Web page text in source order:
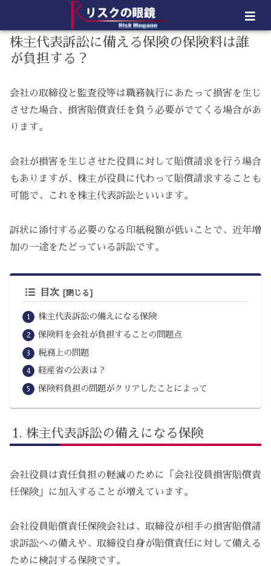
株主代表訴訟に備える保険の保険料は誰
が負担する？
会社の取締役と監査役等は職務執行にあたって損害を生じ
させた場合、損害賠償責任を負う必要がでてくる場合があ
ります。
会社が損害を生じさせた役員に対して賠償請求を行う場合
もありますが、株主が役員に代わって賠償請求することも
可能で、これを株主代表訴訟といいます。
訴状に添付する必要のなる印紙税額が低いことで、近年増
加の一途をたどっている訴訟です。
目次
株主代表訴訟の備えになる保険
保険料を会社が負担することの問題点
税務上の問題
経産省の公表は？
保険料負担の問題がクリアしたことによって
株主代表訴訟の備えになる保険
会社役員は責任負担の軽減のために「会社役員損害賠償責
任保険」に加入することが増えています。
会社役員賠償責任保険会社は、取締役が相手の損害賠償請
求訴訟への備えや、取締役自身が賠償責任に対して備える
ために検討する保険です。